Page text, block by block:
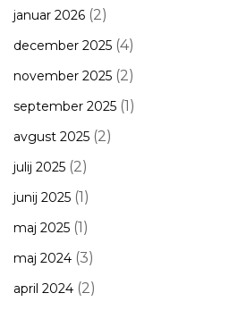
januar 2026 (2)
december 2025 (4)
november 2025 (2)
september 2025 (1)
avgust 2025 (2)
julij 2025 (2)
junij 2025 (1)
maj 2025 (1)
maj 2024 (3)
april 2024 (2)